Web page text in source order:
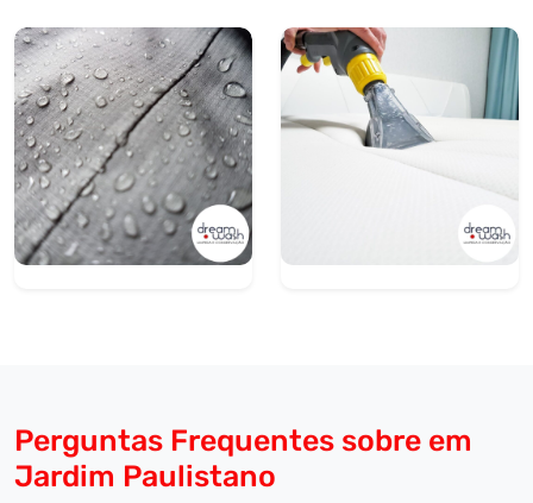
Perguntas Frequentes sobre em
Jardim Paulistano